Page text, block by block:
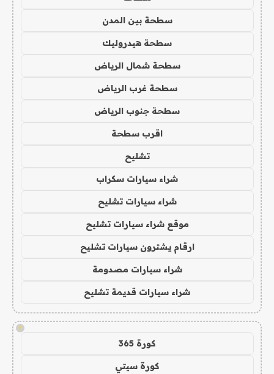
سطحة بين المدن
سطحة هيدروليك
سطحة شمال الرياض
سطحة غرب الرياض
سطحة جنوب الرياض
اقرب سطحة
تشليح
شراء سيارات سكراب
شراء سيارات تشليح
موقع شراء سيارات تشليح
ارقام يشترون سيارات تشليح
شراء سيارات مصدومة
شراء سيارات قديمة تشليح
!
كورة 365
كورة سيتي